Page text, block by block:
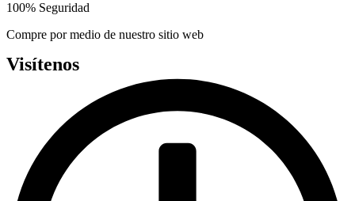
100% Seguridad
Compre por medio de nuestro sitio web
Visítenos